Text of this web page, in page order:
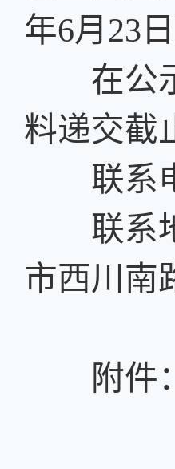
年6月23
在公示
料递交截
联系电
联系地
市西川南
附件：